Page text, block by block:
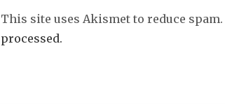
This site uses Akismet to reduce spam.
processed.